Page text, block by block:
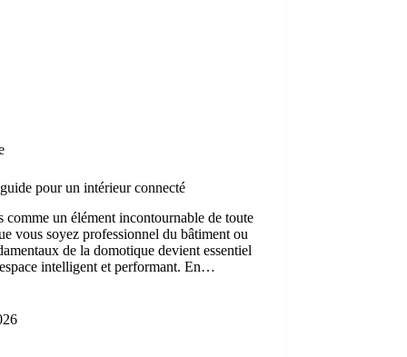
pour un intérieur connecté
comme un élément incontournable de toute
vous soyez professionnel du bâtiment ou
de la domotique devient essentiel
intelligent et performant. En…